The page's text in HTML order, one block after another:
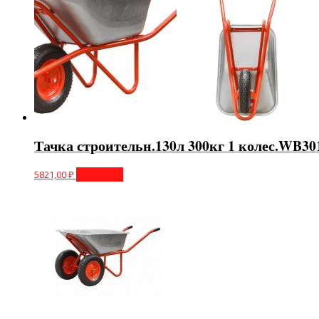
Тачка строительн.130л 300кг 1
5821,00₽